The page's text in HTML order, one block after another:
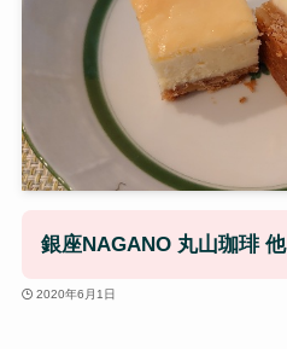
銀座NAGANO 丸山珈琲 他
2020年6月1日